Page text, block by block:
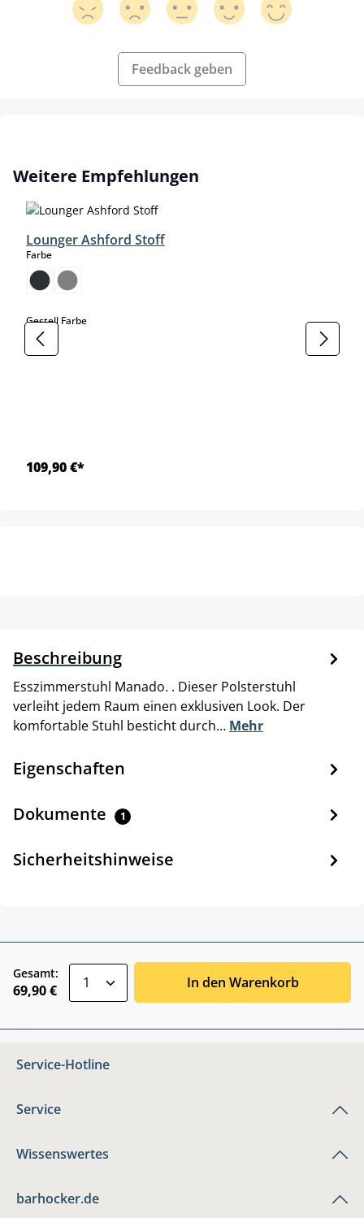
Feedback geben
Produktgalerie überspringen
Weitere Empfehlungen
Lounger Ashford Stoff
Farbeauswählen
Gestell Farbeauswählen
109,90 €*
Beschreibung
Esszimmerstuhl Manado. . Dieser Polsterstuhl
verleiht jedem Raum einen exklusiven Look. Der
komfortable Stuhl besticht durch… Mehr
Eigenschaften
Dokumente 1
Sicherheitshinweise
Gesamt:
69,90 € In den Warenkorb
Service-Hotline
Service
Wissenswertes
barhocker.de